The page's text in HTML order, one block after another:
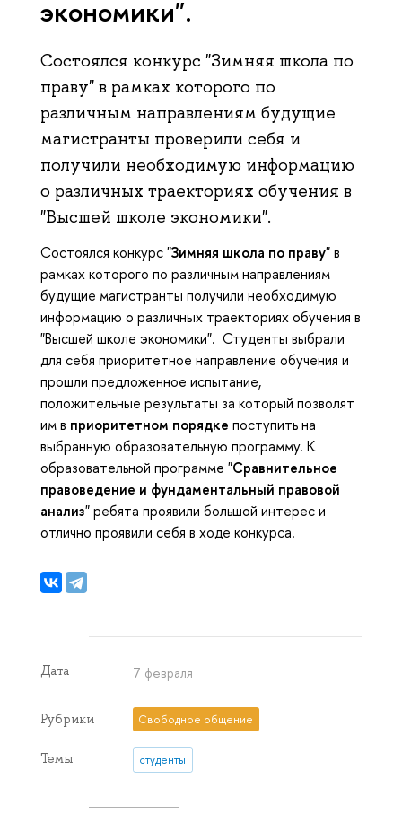
экономики".
Состоялся конкурс "Зимняя школа по
праву" в рамках которого по
различным направлениям будущие
магистранты проверили себя и
получили необходимую информацию
о различных траекториях обучения в
"Высшей школе экономики".
Состоялся конкурс "Зимняя школа по праву" в
рамках которого по различным направлениям
будущие магистранты получили необходимую
информацию о различных траекториях обучения в
"Высшей школе экономики". Студенты выбрали
для себя приоритетное направление обучения и
прошли предложенное испытание,
положительные результаты за который позволят
им в приоритетном порядке поступить на
выбранную образовательную программу. К
образовательной программе "Сравнительное
правоведение и фундаментальный правовой
анализ" ребята проявили большой интерес и
отлично проявили себя в ходе конкурса.
Дата 7 февраля
Рубрики Свободное общение
Темы студенты